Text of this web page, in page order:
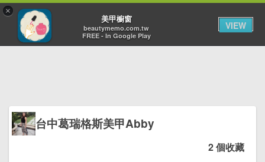
台中葛瑞格斯美甲Abby
2 個收藏
×
美甲櫥窗
beautymemo.com.tw
FREE - In Google Play
VIEW